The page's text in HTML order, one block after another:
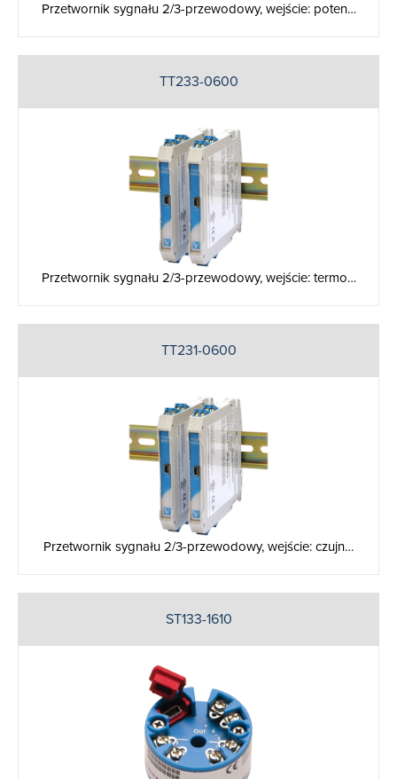
Przetwornik sygnału 2/3-przewodowy, wejście: poten…
TT233-0600
Przetwornik sygnału 2/3-przewodowy, wejście: termo…
TT231-0600
Przetwornik sygnału 2/3-przewodowy, wejście: czujn…
ST133-1610